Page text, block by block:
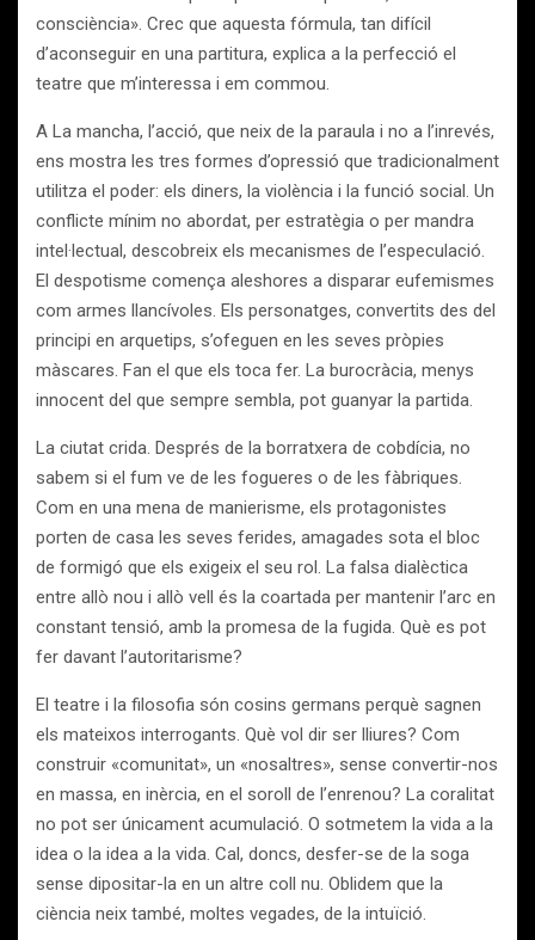
consciència». Crec que aquesta fórmula, tan difícil
d’aconseguir en una partitura, explica a la perfecció el
teatre que m’interessa i em commou.
A La mancha, l’acció, que neix de la paraula i no a l’inrevés,
ens mostra les tres formes d’opressió que tradicionalment
utilitza el poder: els diners, la violència i la funció social. Un
conflicte mínim no abordat, per estratègia o per mandra
intel·lectual, descobreix els mecanismes de l’especulació.
El despotisme comença aleshores a disparar eufemismes
com armes llancívoles. Els personatges, convertits des del
principi en arquetips, s’ofeguen en les seves pròpies
màscares. Fan el que els toca fer. La burocràcia, menys
innocent del que sempre sembla, pot guanyar la partida.
La ciutat crida. Després de la borratxera de cobdícia, no
sabem si el fum ve de les fogueres o de les fàbriques.
Com en una mena de manierisme, els protagonistes
porten de casa les seves ferides, amagades sota el bloc
de formigó que els exigeix el seu rol. La falsa dialèctica
entre allò nou i allò vell és la coartada per mantenir l’arc en
constant tensió, amb la promesa de la fugida. Què es pot
fer davant l’autoritarisme?
El teatre i la filosofia són cosins germans perquè sagnen
els mateixos interrogants. Què vol dir ser lliures? Com
construir «comunitat», un «nosaltres», sense convertir-nos
en massa, en inèrcia, en el soroll de l’enrenou? La coralitat
no pot ser únicament acumulació. O sotmetem la vida a la
idea o la idea a la vida. Cal, doncs, desfer-se de la soga
sense dipositar-la en un altre coll nu. Oblidem que la
ciència neix també, moltes vegades, de la intuïció.